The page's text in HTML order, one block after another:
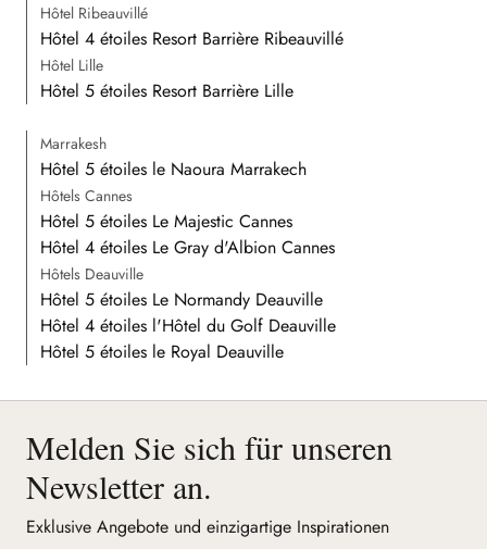
Hôtel Ribeauvillé
Hôtel 4 étoiles Resort Barrière Ribeauvillé
Hôtel Lille
Hôtel 5 étoiles Resort Barrière Lille
Marrakesh
Hôtel 5 étoiles le Naoura Marrakech
Hôtels Cannes
Hôtel 5 étoiles Le Majestic Cannes
Hôtel 4 étoiles Le Gray d'Albion Cannes
Hôtels Deauville
Hôtel 5 étoiles Le Normandy Deauville
Hôtel 4 étoiles l'Hôtel du Golf Deauville
Hôtel 5 étoiles le Royal Deauville
Melden Sie sich für unseren
Newsletter an.
Exklusive Angebote und einzigartige Inspirationen